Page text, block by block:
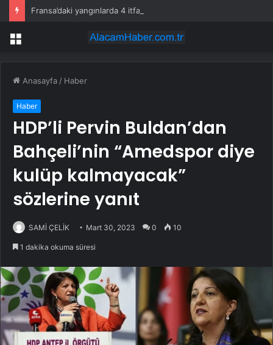
Fransa’daki yangınlarda 4 itfaiye eri hayatını kaybetti
Menü
Anasayfa / Haber
Haber
HDP’li Pervin Buldan’dan
Bahçeli’nin “Amedspor diye
kulüp kalmayacak”
sözlerine yanıt
SAMİ ÇELİK Mart 30, 2023 0 10
1 dakika okuma süresi